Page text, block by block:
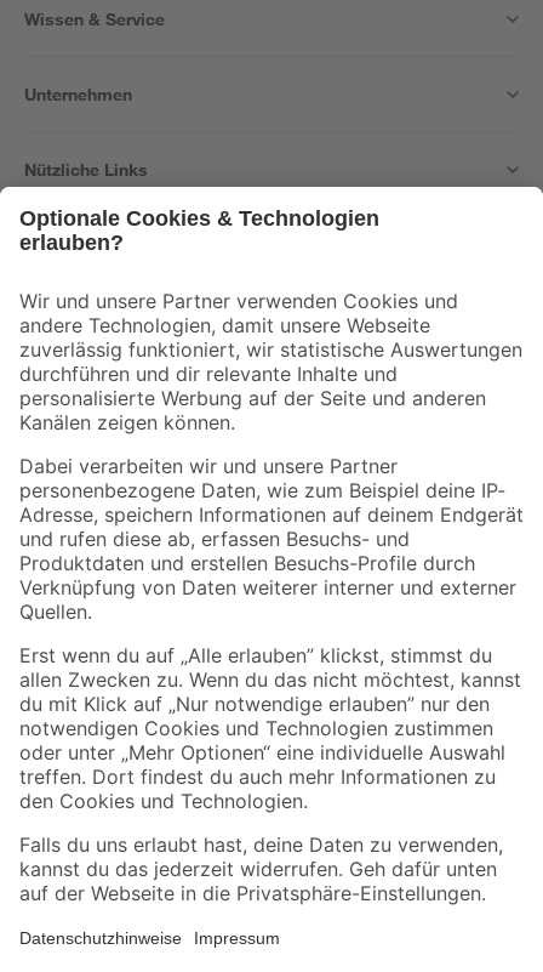
Wissen & Service
Unternehmen
Nützliche Links
Der toom Newsletter: Keine Angebote und Aktionen mehr verpassen!
Zur Newsletter Anmeldung
Folge uns
Zahlungsarten Versandarten
Sicher einkaufen
Jetzt die toom-App herunterladen
Alle Preisangaben in EUR inkl. gesetzl. MwSt.. Die dargestellten Angebote sind unter
Umständen nicht in allen Märkten verfügbar. Die angegebenen Verfügbarkeiten beziehen
Produkte nur solange der Vorrat reicht.
*Paketversand ab 59 € versandkostenfrei, gilt nicht für Artikel mit Speditionsversand, hier